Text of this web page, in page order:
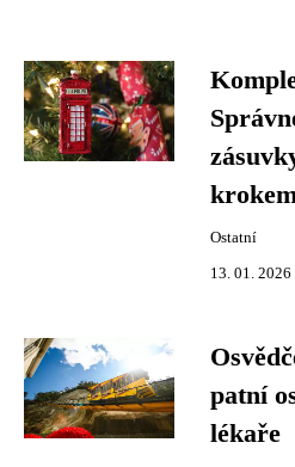
Ostatní
13. 01. 2026
patní
lékaře